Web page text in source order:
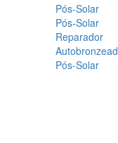
Pós-Solar
Pós-Solar
Reparador
Pós-Solar